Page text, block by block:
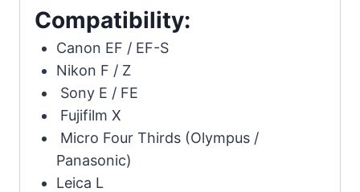
Compatibility:
Canon EF / EF-S
Nikon F / Z
Sony E / FE
Fujifilm X
Micro Four Thirds (Olympus /
Panasonic)
Leica L